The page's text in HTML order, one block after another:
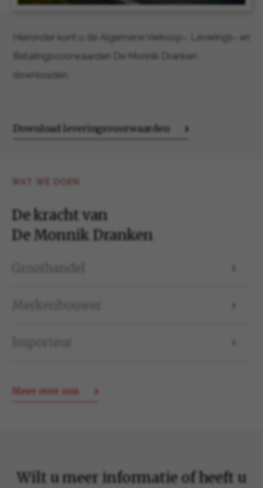
De kracht van
De Monnik Dranken
Meer over ons
Hieronder kunt u de Algemene Verkoop-, Leverings- en
Betalingsvoorwaarden De Monnik Dranken
downloaden.
Download leveringsvoorwaarden
Wilt u meer informatie of heeft u